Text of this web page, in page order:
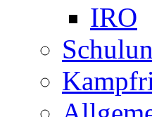
IRO